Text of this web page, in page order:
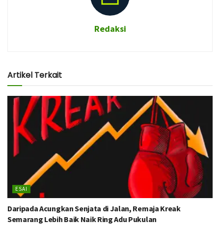
Redaksi
Artikel Terkait
ESAI
Daripada Acungkan Senjata di Jalan, Remaja Kreak
Semarang Lebih Baik Naik Ring Adu Pukulan